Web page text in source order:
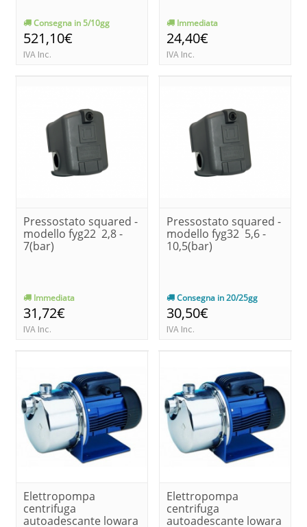
Consegna in 5/10gg
521,10€
IVA Inc.
Immediata
24,40€
IVA Inc.
Pressostato squared -
modello fyg22 2,8 -
7(bar)
Immediata
31,72€
IVA Inc.
Pressostato squared -
modello fyg32 5,6 -
10,5(bar)
Consegna in 20/25gg
30,50€
IVA Inc.
Elettropompa
centrifuga
autoadescante lowara
Elettropompa
centrifuga
autoadescante lowara